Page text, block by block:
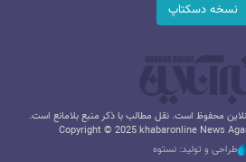
نسخه دسکتاپ
محفوظ است. نقل مطالب با ذکر منبع بلامانع است.
Copyright © 2025 khabaronline News
طراحی و تولید: نستوه